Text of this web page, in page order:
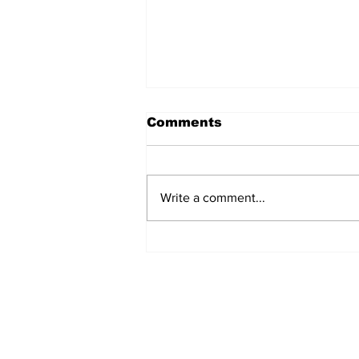
Comments
Write a comment...